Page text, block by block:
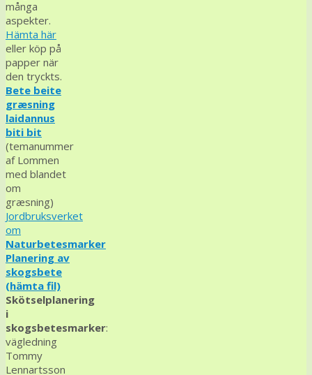
många
aspekter.
Hämta här
eller köp på
papper när
den tryckts.
Bete beite
græsning
laidannus
biti bit
(temanummer
af Lommen
med blandet
om
græsning)
Jordbruksverket
om
Naturbetesmarker
Planering av
skogsbete
(hämta fil)
Skötselplanering
i
skogsbetesmarker:
vägledning
Tommy
Lennartsson